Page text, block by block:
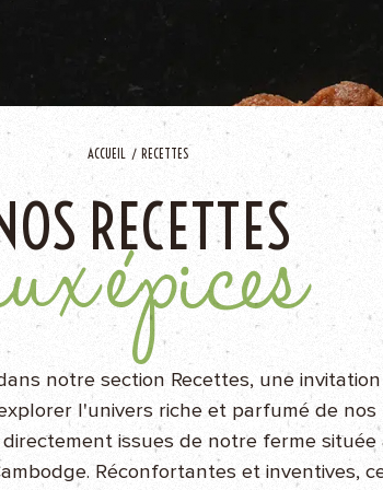
ACCUEIL RECETTES
RECETTES
épices
notre section Recettes, une invitation
explorer l'univers riche et parfumé de nos
directement issues de notre ferme située
Réconfortantes et inventives,